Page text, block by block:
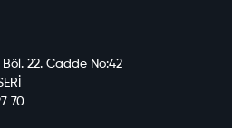
22. Cadde No:42
70